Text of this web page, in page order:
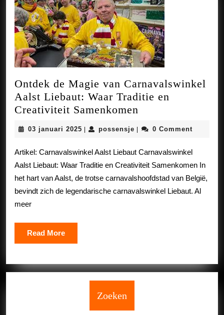
Ontdek de Magie van Carnavalswinkel
Aalst Liebaut: Waar Traditie en
Creativiteit Samenkomen
Magie
van
Carnavalswinkel
Aalst
Liebaut:
03 januari 2025 03
| possensje possensje
| 0 Comment
Artikel: Carnavalswinkel Aalst Liebaut Carnavalswinkel
Aalst Liebaut: Waar Traditie en Creativiteit Samenkomen In
het hart van Aalst, de trotse carnavalshoofdstad van België,
bevindt zich de legendarische carnavalswinkel Liebaut. Al
meer
Read MoreRead
More
Zoeken